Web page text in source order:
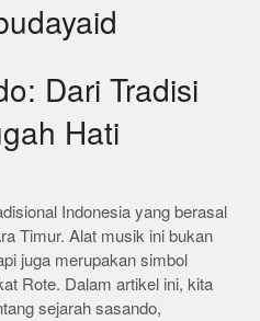
Dari Tradisi
Hati
Indonesia yang berasal
Timur. Alat musik ini bukan
juga merupakan simbol
Rote. Dalam artikel ini, kita
sejarah sasando,